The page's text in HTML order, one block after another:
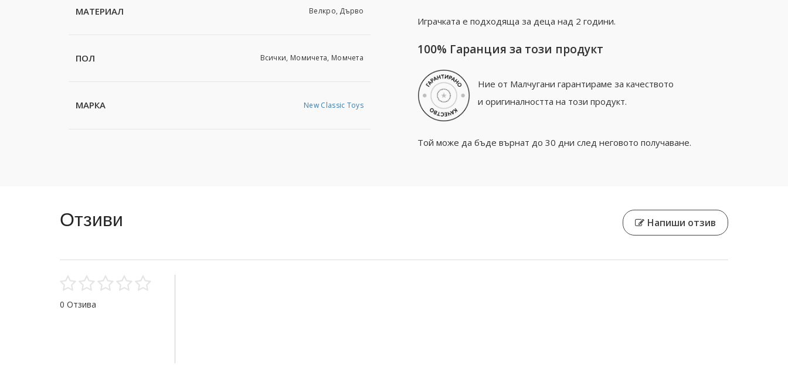
МАТЕРИАЛ Велкро, Дърво
ПОЛ Всички, Момичета, Момчета
МАРКА New Classic Toys
Играчката е подходяща за деца над 2 години.
100% Гаранция за този продукт
Ние от Малчугани гарантираме за качеството
и оригиналността на този продукт.
Той може да бъде върнат до 30 дни след неговото получаване.
Отзиви Напиши отзив
0 Отзива